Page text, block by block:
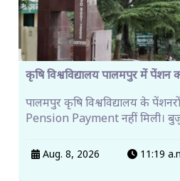
कृषि विश्वविद्यालय पालमपुर में पेंशन
पालमपुर कृषि विश्वविद्यालय के
Pension Payment नहीं मिली।
Aug. 8, 2026 11:19